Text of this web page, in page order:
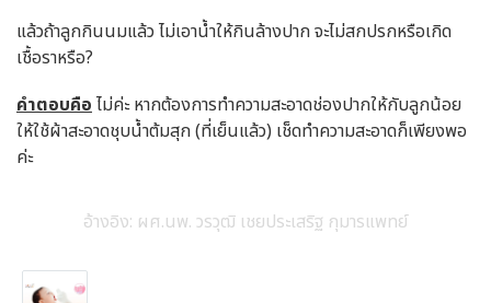
แล้วถ้าลูกกินนมแล้ว ไม่เอาน้ำให้กินล้างปาก จะไม่สกปรกหรือเกิด
เชื้อราหรือ?
คำตอบคือไม่ค่ะ หากต้องการทำความสะอาดช่องปากให้กับลูกน้อย
ให้ใช้ผ้าสะอาดชุบน้ำต้มสุก (ที่เย็นแล้ว) เช็ดทำความสะอาดก็เพียงพอ
ค่ะ
อ้างอิง: ผศ.นพ. วรวุฒิ เชยประเสริฐ กุมารแพทย์